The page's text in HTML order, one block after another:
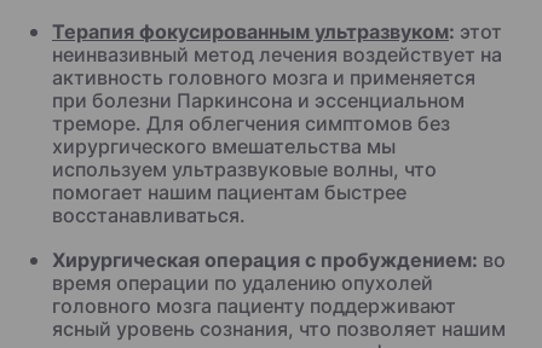
Терапия фокусированным ультразвуком: этот
неинвазивный метод лечения воздействует на
активность головного мозга и применяется
при болезни Паркинсона и эссенциальном
треморе. Для облегчения симптомов без
хирургического вмешательства мы
используем ультразвуковые волны, что
помогает нашим пациентам быстрее
восстанавливаться.
Хирургическая операция с пробуждением: во
время операции по удалению опухолей
головного мозга пациенту поддерживают
ясный уровень сознания, что позволяет нашим